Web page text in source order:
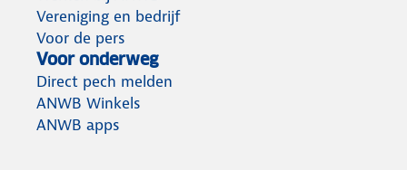
Vereniging en bedrijf
Voor de pers
Voor onderweg
Direct pech melden
ANWB Winkels
ANWB apps